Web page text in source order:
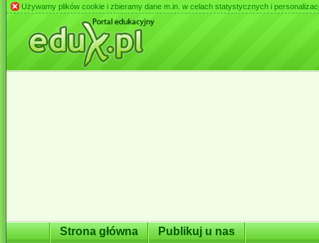
Używamy plików cookie i zbieramy dane m.in. w celach statystycznych i
Strona główna Publikuj u nas